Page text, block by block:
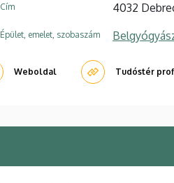
Cím 4032
Épület, emelet, szobaszám
Weboldal Tudóstér